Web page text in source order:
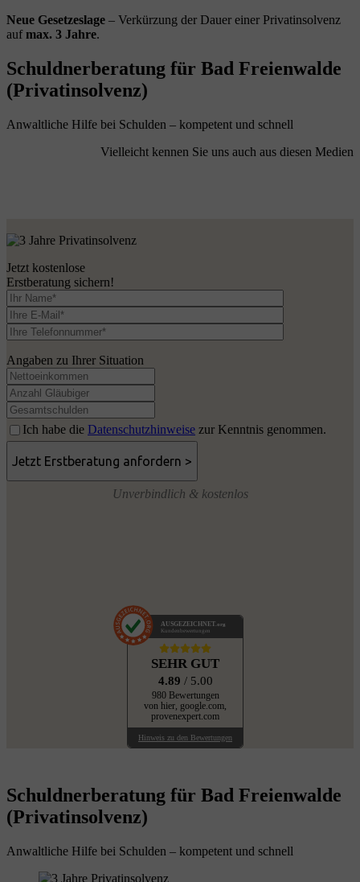
Neue Gesetzeslage – Verkürzung der Dauer einer Privatinsolvenz
aufmax. 3 Jahre.
Schuldnerberatung für Bad Freienwalde
(Privatinsolvenz)
Anwaltliche Hilfe bei Schulden – kompetent und schnell
Vielleicht kennen Sie uns auch aus diesen Medien
Jetzt kostenlose
Erstberatung sichern!
Angaben zu Ihrer Situation
Ich habe die Datenschutzhinweise zur Kenntnis genommen.
Unverbindlich & kostenlos
AUSGEZEICHNET .org
Kundenbewertungen
SEHR GUT
4.89 / 5.00
980 Bewertungen
von hier, google.com,
provenexpert.com
Hinweis zu den Bewertungen
Schuldnerberatung für Bad Freienwalde
(Privatinsolvenz)
Anwaltliche Hilfe bei Schulden – kompetent und schnell